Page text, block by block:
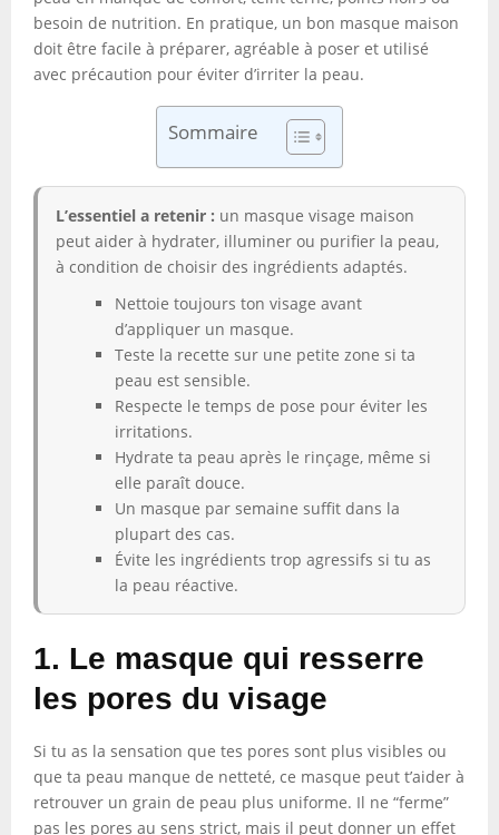
besoin de nutrition. En pratique, un bon masque maison
doit être facile à préparer, agréable à poser et utilisé
avec précaution pour éviter d’irriter la peau.
Sommaire
L’essentiel a retenir : un masque visage maison
peut aider à hydrater, illuminer ou purifier la peau,
à condition de choisir des ingrédients adaptés.
Nettoie toujours ton visage avant
d’appliquer un masque.
Teste la recette sur une petite zone si ta
peau est sensible.
Respecte le temps de pose pour éviter les
irritations.
Hydrate ta peau après le rinçage, même si
elle paraît douce.
Un masque par semaine suffit dans la
plupart des cas.
Évite les ingrédients trop agressifs si tu as
la peau réactive.
1. Le masque qui resserre
les pores du visage
Si tu as la sensation que tes pores sont plus visibles ou
que ta peau manque de netteté, ce masque peut t’aider à
retrouver un grain de peau plus uniforme. Il ne “ferme”
pas les pores au sens strict, mais il peut donner un effet